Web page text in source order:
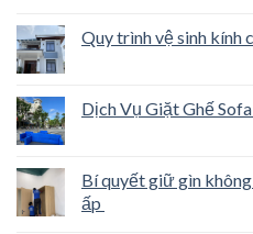
Quy trình vệ sinh kính
Dịch Vụ Giặt Ghế
Bí quyết giữ gìn
ấp